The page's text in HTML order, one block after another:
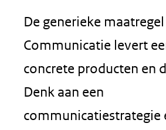
De generieke maatregel
Communicatie levert
concrete producten en
Denk aan een
communicatiestrategie